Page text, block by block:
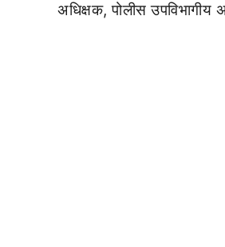
अधिक्षक, पोलीस उपविभागीय